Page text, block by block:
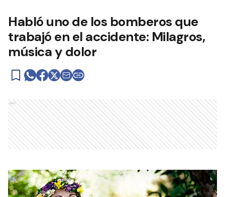
Habló uno de los bomberos que
trabajó en el accidente: Milagros,
música y dolor
Ads